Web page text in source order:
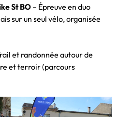
St BO – Épreuve en duo
sur un seul vélo, organisée
et randonnée autour de
et terroir (parcours